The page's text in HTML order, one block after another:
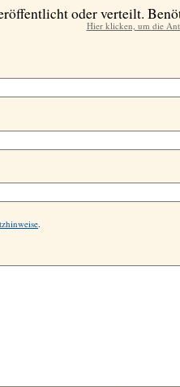
Hier klicken, um die
oder verteilt.
.